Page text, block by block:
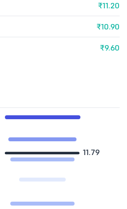
₹11.20
₹10.90
₹9.60
11.79